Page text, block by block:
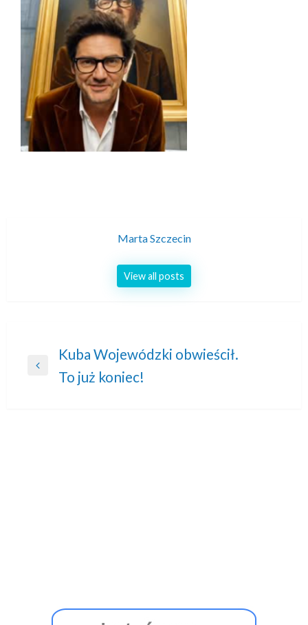
Marta Szczecin
View all posts
Nawigacja
wpisu
Previous
Kuba Wojewódzki obwieścił.
To już koniec!